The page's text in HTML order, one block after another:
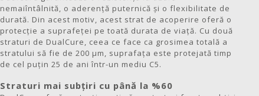
nemaiîntâlnită, o aderență puternică și o flexibilitate de
durată. Din acest motiv, acest strat de acoperire oferă o
protecție a suprafeței pe toată durata de viață. Cu două
straturi de DualCure, ceea ce face ca grosimea totală a
stratului să fie de 200 μm, suprafața este protejată timp
de cel puțin 25 de ani într-un mediu C5.
Straturi mai subțiri cu până la %60